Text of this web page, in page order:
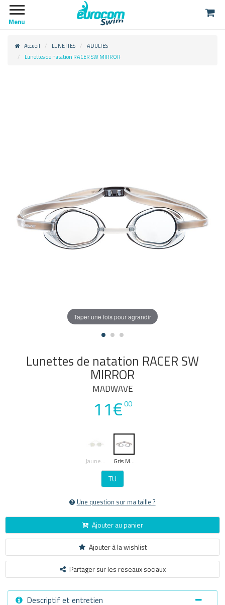
Menu
Accueil LUNETTES
ADULTES
Lunettes de natation RACER SW MIRROR
Taper une fois pour agrandir
Lunettes de natation RACER SW
MIRROR
MADWAVE
11€00
Jaune Moyen Gris Moyen
TU
Une question sur ma taille ?
Ajouter au panier
Ajouter à la wishlist
Partager sur les reseaux sociaux
Descriptif et entretien